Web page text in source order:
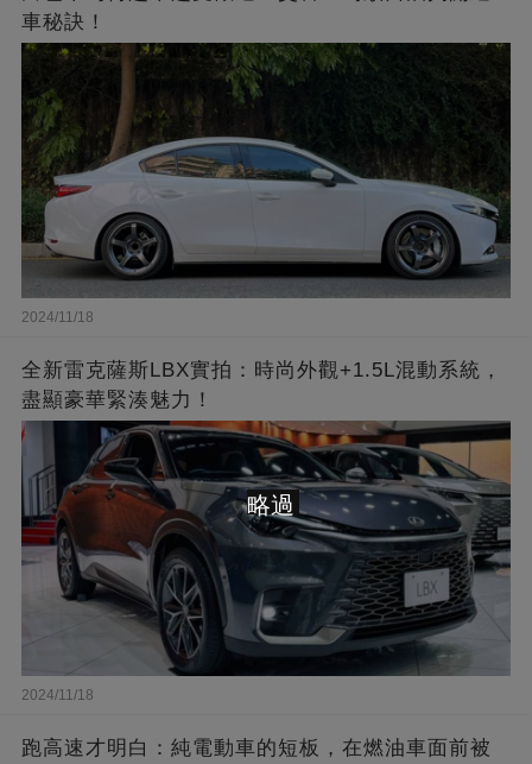
車秘訣！
2024/11/18
全新雷克薩斯LBX實拍：時尚外觀+1.5L混動系統，
盡顯豪華緊湊魅力！
2024/11/18
跑高速才明白：純電動車的短板，在燃油車面前被
略過